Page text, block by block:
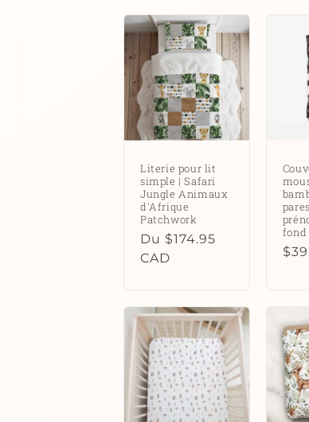
Literie pour lit
simple | Safari
Jungle Animaux
d'Afrique
Patchwork
Prix
habituel
Du $174.95
CAD
Prix